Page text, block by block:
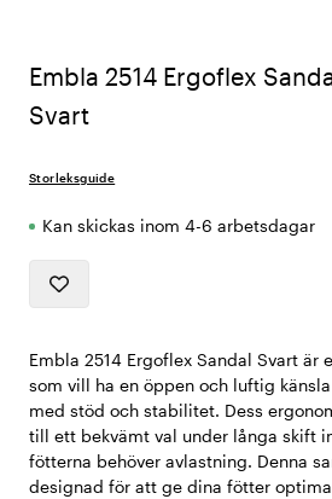
Embla 2514 Ergoflex
Svart
Storleksguide
Kan skickas inom 4-6 arbetsdagar
Embla 2514 Ergoflex Sandal Svart är
som vill ha en öppen och luftig
med stöd och stabilitet. Dess
till ett bekvämt val under långa skift
fötterna behöver avlastning. Denna
designad för att ge dina fötter